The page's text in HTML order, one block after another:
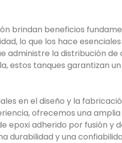
brindan beneficios
lo que los hace
administre la distribución de
estos tanques garantizan
en el diseño y la
ofrecemos una
epoxi adherido por fusión y
durabilidad y una